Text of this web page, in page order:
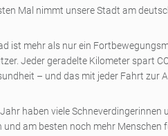
Mal nimmt unsere Stadt am
ist mehr als nur ein
Jeder geradelte Kilometer spart
– und das mit jeder Fahrt zur
haben viele Schneverdingerinnen
am besten noch mehr Menschen